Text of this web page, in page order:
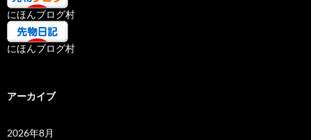
にほんブログ村
にほんブログ村
アーカイブ
2026年8月